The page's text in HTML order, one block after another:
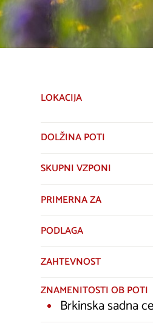
LOKACIJA
DOLŽINA POTI
SKUPNI VZPONI
PRIMERNA ZA
PODLAGA
ZAHTEVNOST
ZNAMENITOSTI OB POTI
Brkinska sadna